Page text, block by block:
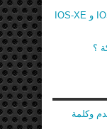
مقارنة بين أنظمة سيسكو IOS و IOS-XR و IOS-XE
؟
وكلمة